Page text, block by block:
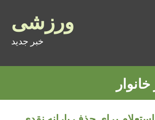
ورزشی
خبر جدید
خانوار